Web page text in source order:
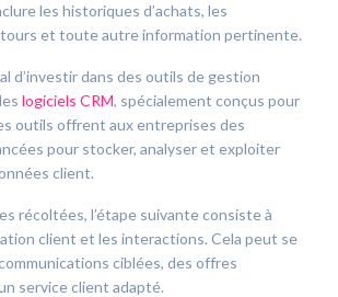
les historiques d’achats, les
et toute autre information pertinente.
d’investir dans des outils de gestion
logiciels CRM, spécialement conçus pour
outils offrent aux entreprises des
pour stocker, analyser et exploiter
client.
récoltées, l’étape suivante consiste à
client et les interactions. Cela peut se
ciblées, des offres
service client adapté.